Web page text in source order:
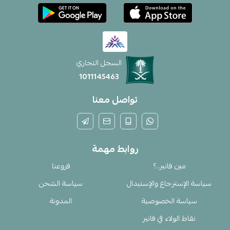
السجل التجاري
1011145463
تواصل معنا
روابط مهمة
مين فانير..؟
فروعنا
سياسة الإسترجاع والإستبدال
سياسة الشحن
سياسة الخصوصية
المدونة
نقاط الولاء في فانير